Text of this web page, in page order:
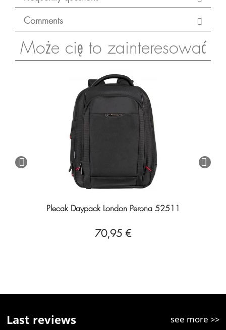
Comments
Może cię to zainteresować
Plecak Daypack London Perona 52511
70,95 €
Last reviews see more >>